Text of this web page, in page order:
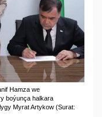
Hamza we
boýunça halkara
Myrat Artykow (Surat: